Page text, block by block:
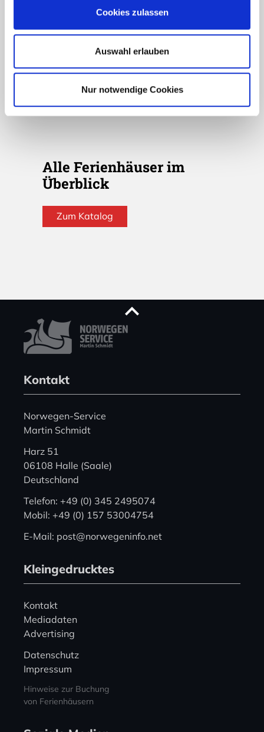
Cookies zulassen
Auswahl erlauben
Nur notwendige Cookies
Westnorwegen Fjorde
Alle Ferienhäuser im
Überblick
Zum Katalog
Kontakt
Norwegen-Service
Martin Schmidt
Harz 51
06108 Halle (Saale)
Deutschland
Telefon: +49 (0) 345 2495074
Mobil: +49 (0) 157 53004754
E-Mail: post@norwegeninfo.net
Kleingedrucktes
Kontakt
Mediadaten
Advertising
Datenschutz
Impressum
Hinweise zur Buchung
von Ferienhäusern